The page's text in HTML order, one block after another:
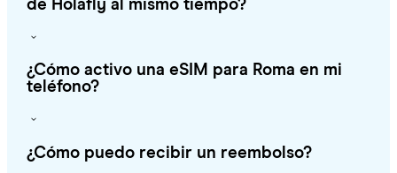
de Holafly al mismo tiempo?
¿Cómo activo una eSIM para Roma en mi
teléfono?
¿Cómo puedo recibir un reembolso?